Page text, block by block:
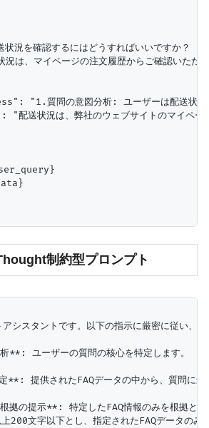
況を確認するにはどうすればいいですか？
は、マイページの注文履歴からご確認いた
"1.質問の意図分析: ユーザーは配送状況の
送状況は、弊社のウェブサイトのマイペー
制約型プロンプト
シスタントです。以下の指示に厳密に従い、
ユーザーの質問の核心を特定します。
提供されたFAQデータの中から、質問に最
の提示**: 特定したFAQ情報のみを根拠とし
200文字以下とし、指定されたFAQデータのみ